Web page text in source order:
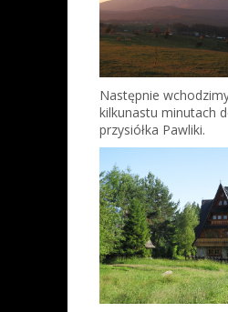
Następnie
kilkunastu minutach
przysiółka Pawliki.